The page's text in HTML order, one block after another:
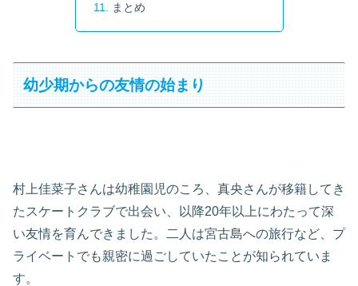
まとめ
幼少期からの友情の始まり
村上佳菜子さんは幼稚園児のころ、真央さんが移籍してき
たスケートクラブで出会い、以降20年以上にわたって深
い友情を育んできました。二人は宮古島への旅行など、プ
ライベートでも親密に過ごしていたことが知られていま
す。